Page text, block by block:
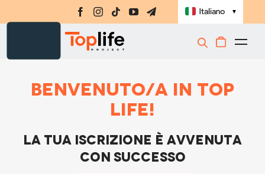
al
Italiano ▼
Amino-MAP
Challenge
Benvenuto/a in Top
Life!
La tua iscrizione è avvenuta
con successo